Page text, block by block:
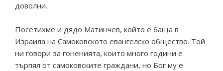
доволни.
Посетихме и дядо Матинчев, който е баща в
Израила на Самоковското евангелско общество. Той
ни говори за гоненията, които много години е
търпял от самоковските граждани, но Бог му е